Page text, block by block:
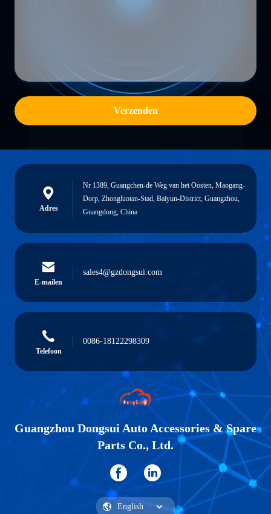
Verzenden
Adres
Nr 1389, Guangchen-de Weg van het Oosten, Maogang-
Dorp, Zhongluotan-Stad, Baiyun-District, Guangzhou,
Guangdong, China
E-mailen
sales4@gzdongsui.com
Telefoon
0086-18122298309
Guangzhou Dongsui Auto Accessories & Spare
Parts Co., Ltd.